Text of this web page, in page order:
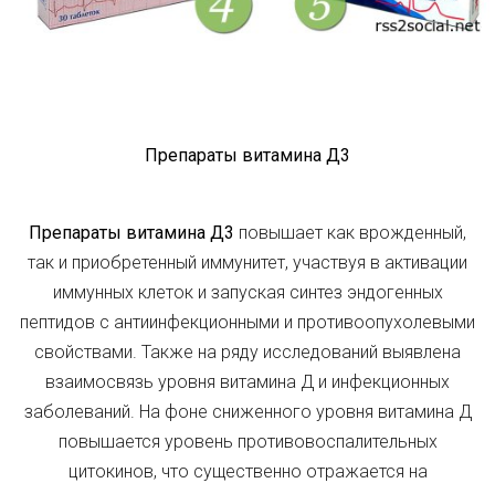
Препараты витамина Д3
Препараты витамина Д3 повышает как врожденный,
так и приобретенный иммунитет, участвуя в активации
иммунных клеток и запуская синтез эндогенных
пептидов с антиинфекционными и противоопухолевыми
свойствами. Также на ряду исследований выявлена
взаимосвязь уровня витамина Д и инфекционных
заболеваний. На фоне сниженного уровня витамина Д
повышается уровень противовоспалительных
цитокинов, что существенно отражается на